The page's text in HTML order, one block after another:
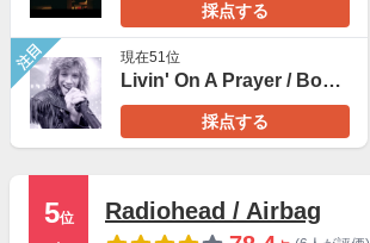
採点する
注目 現在51位
Livin' On A Prayer / Bon Jovi
採点する
5位
Radiohead / Airbag